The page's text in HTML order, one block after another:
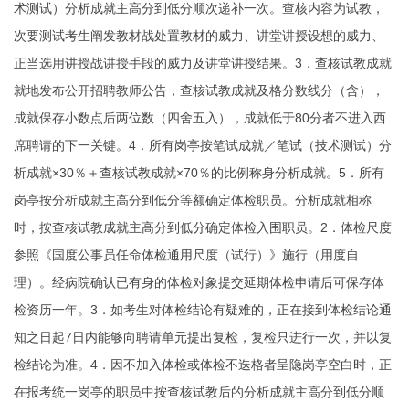
术测试）分析成就主高分到低分顺次递补一次。查核内容为试教，
次要测试考生阐发教材战处置教材的威力、讲堂讲授设想的威力、
正当选用讲授战讲授手段的威力及讲堂讲授结果。3．查核试教成就
就地发布公开招聘教师公告，查核试教成就及格分数线分（含），
成就保存小数点后两位数（四舍五入），成就低于80分者不进入西
席聘请的下一关键。4．所有岗亭按笔试成就／笔试（技术测试）分
析成就×30％＋查核试教成就×70％的比例称身分析成就。5．所有
岗亭按分析成就主高分到低分等额确定体检职员。分析成就相称
时，按查核试教成就主高分到低分确定体检入围职员。2．体检尺度
参照《国度公事员任命体检通用尺度（试行）》施行（用度自
理）。经病院确认已有身的体检对象提交延期体检申请后可保存体
检资历一年。3．如考生对体检结论有疑难的，正在接到体检结论通
知之日起7日内能够向聘请单元提出复检，复检只进行一次，并以复
检结论为准。4．因不加入体检或体检不迭格者呈隐岗亭空白时，正
在报考统一岗亭的职员中按查核试教后的分析成就主高分到低分顺